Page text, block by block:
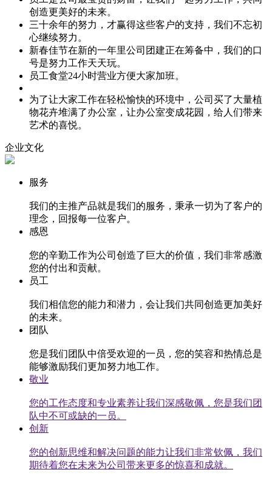
创造更美好的未来。
三十余年的努力，才赢得这些客户的支持，我们不忘初
心继续努力。
新春佳节在新的一年里公司团建正在筹备中，我们的口
号是努力工作天天玩。
员工食堂24小时营业方便大家加班。
为了让大家工作在轻松愉快的环境中，公司买了大量植
物花卉堆满了办公室，让办公室变成花园，给人们带来
艺术的喜悦。
企业文化
服务
我们的主推产品就是我们的服务，秉承一切为了客户的
理念，回报每一位客户。
感恩
您的辛勤工作为公司创造了巨大的价值，我们非常感激
您的付出和贡献。
员工
我们相信您的能力和潜力，会让我们共同创造更加美好
的未来。
团队
您是我们团队中倍受欢迎的一员，您的笑容和热情总是
能够激励我们更加努力地工作。
敬业
您的工作态度和专业素养让我们深感敬佩，您是我们团
队中不可或缺的一员。
创新
您的创新思维和解决问题的能力让我们非常钦佩，我们
期待着您在未来为公司带来更多的惊喜和成就。